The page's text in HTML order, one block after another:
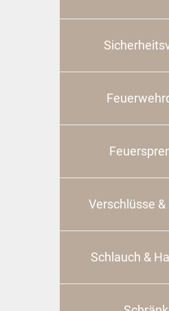
Verschlüsse &
Schlauch &